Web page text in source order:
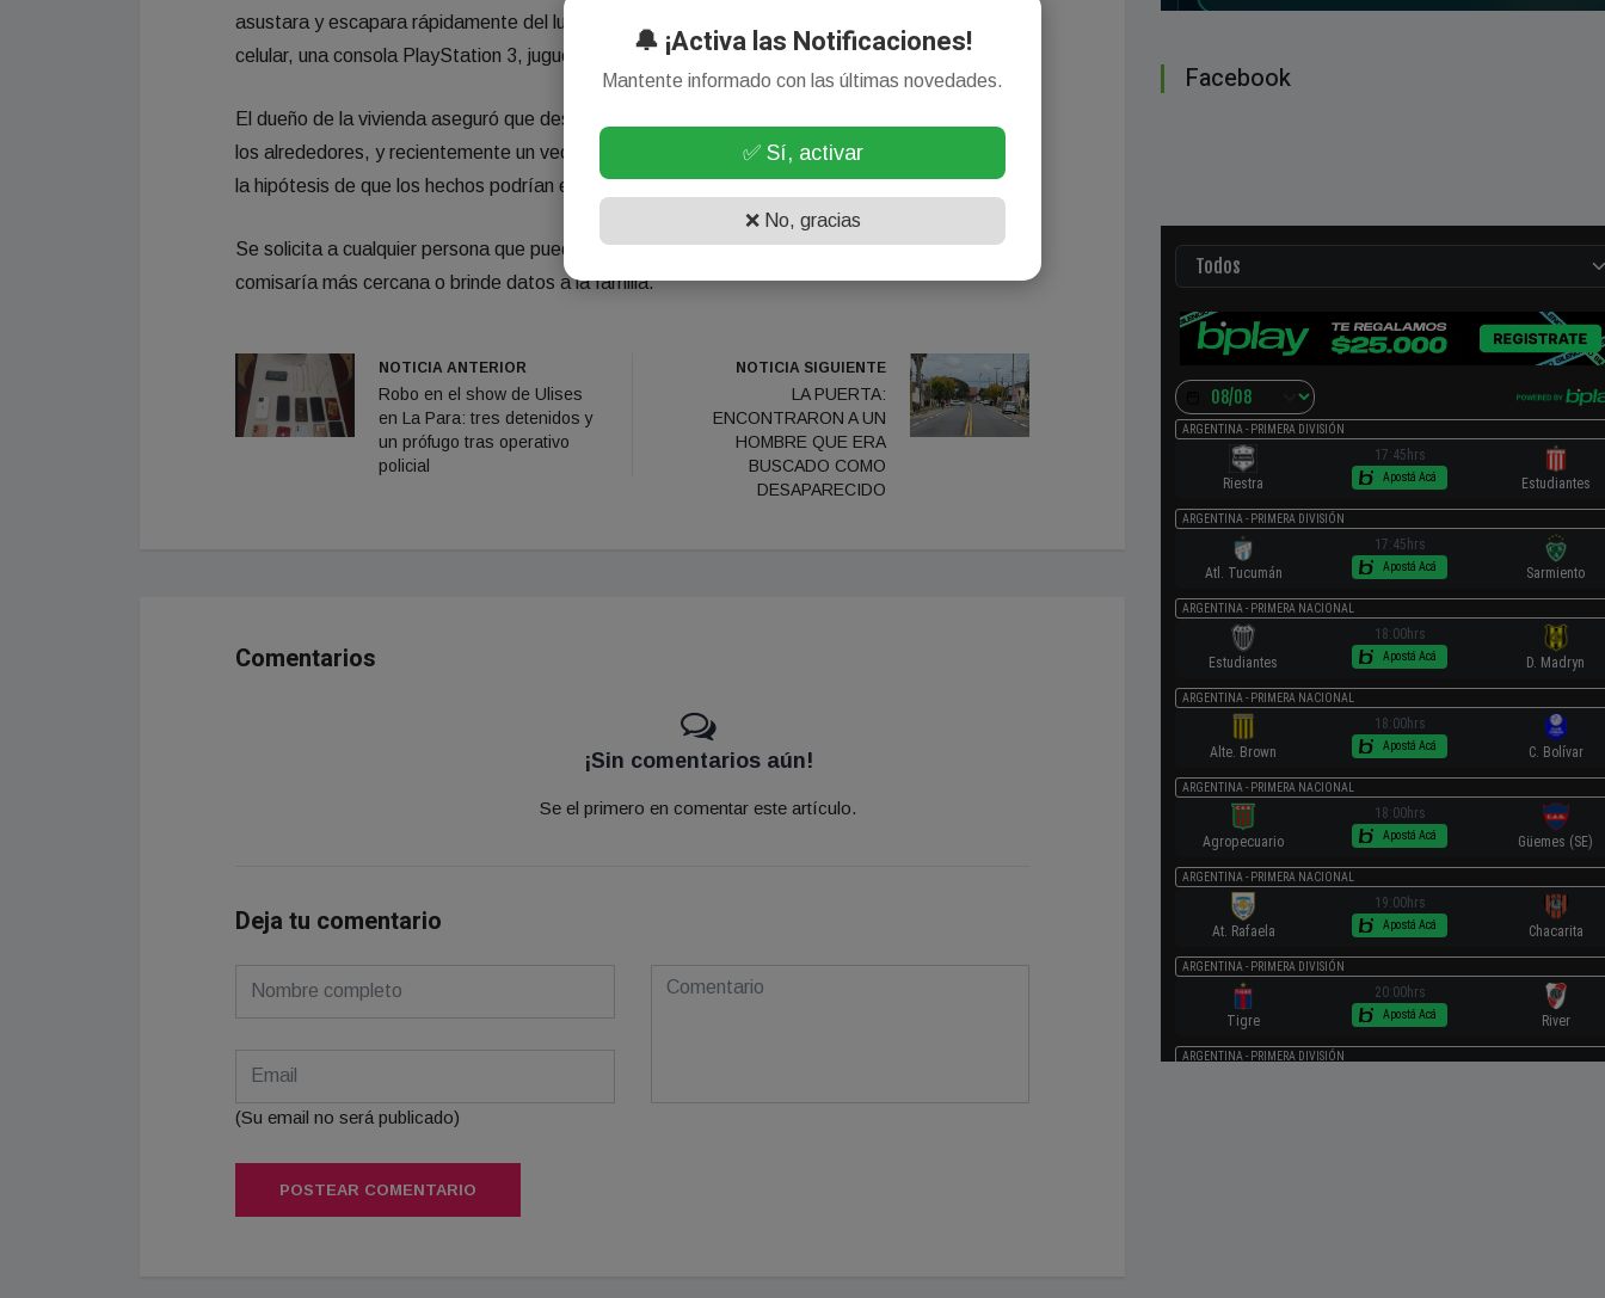
asustara y escapara rápidamente del lugar. Sin embargo, alcanzó a llevarse un teléfono
celular, una consola PlayStation 3, juguetes y autitos de colección.
El dueño de la vivienda aseguró que desde hace varios días notaban movimientos extraños en
los alrededores, y recientemente un vecino fue víctima del robo de una garrafa, lo que refuerza
la hipótesis de que los hechos podrían estar vinculados.
Se solicita a cualquier persona que pueda aportar información, que se comunique con la
comisaría más cercana o brinde datos a la familia.
NOTICIA ANTERIOR
Robo en el show de Ulises
en La Para: tres detenidos y
un prófugo tras operativo
policial
NOTICIA SIGUIENTE
LA PUERTA:
ENCONTRARON A UN
HOMBRE QUE ERA
BUSCADO COMO
DESAPARECIDO
Comentarios
¡Sin comentarios aún!
Se el primero en comentar este artículo.
Deja tu comentario
(Su email no será publicado)
POSTEAR COMENTARIO
Facebook
🔔 ¡Activa las Notificaciones!
Mantente informado con las últimas novedades.
✅ Sí, activar
❌ No, gracias